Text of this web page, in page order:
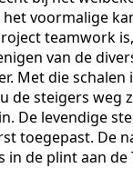
voormalige
teamwork
van de
Met die
steigers weg
De levendige
toegepast. De
de plint aan